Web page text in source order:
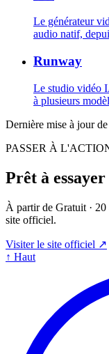
Le générateur
audio natif,
Runway
Le studio vidéo
à plusieurs
Dernière mise à jour
PASSER À
Prêt à
À partir de Gratuit ·
site officiel.
Visiter le site officiel ↗
↑ Haut